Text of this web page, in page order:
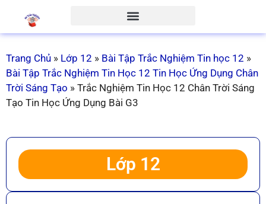
Trang Chủ » Lớp 12 » Bài Tập Trắc Nghiệm Tin học 12 »
Bài Tập Trắc Nghiệm Tin Học 12 Tin Học Ứng Dụng Chân
Trời Sáng Tạo » Trắc Nghiệm Tin Học 12 Chân Trời Sáng
Tạo Tin Học Ứng Dụng Bài G3
Lớp 12